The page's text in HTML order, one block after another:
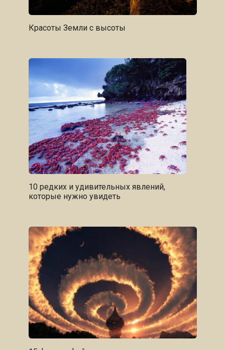
Красоты Земли с высоты
10 редких и удивительных явлений,
которые нужно увидеть